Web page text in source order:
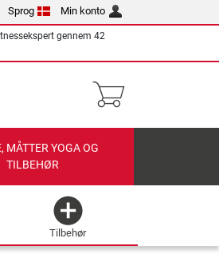
Sprog Min konto
gennem 42
MÅTTER YOGA OG
TILBEHØR
Tilbehør